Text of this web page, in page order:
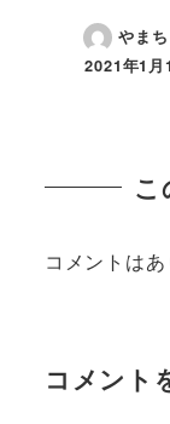
やま
2021年1月
こ
コメントはあ
コメント